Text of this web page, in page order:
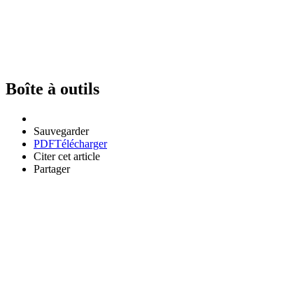
Boîte à outils
Sauvegarder
PDFTélécharger
Citer cet article
Partager